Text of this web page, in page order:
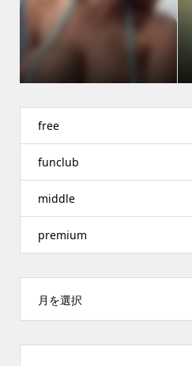
free
funclub
middle
premium
月を選択